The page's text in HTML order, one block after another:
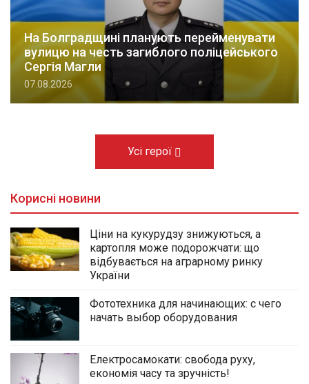
На Болградщині планують перейменувати
вулицю на честь загиблого поліцейського
Сергія Магли
07.08.2026
Усі герої
Корисні новини
Ціни на кукурудзу знижуються, а
картопля може подорожчати: що
відбувається на аграрному ринку
України
Фототехника для начинающих: с чего
начать выбор оборудования
Електросамокати: свобода руху,
економія часу та зручність!